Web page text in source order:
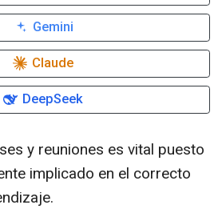
Gemini
Claude
DeepSeek
y reuniones es vital puesto
implicado en el correcto